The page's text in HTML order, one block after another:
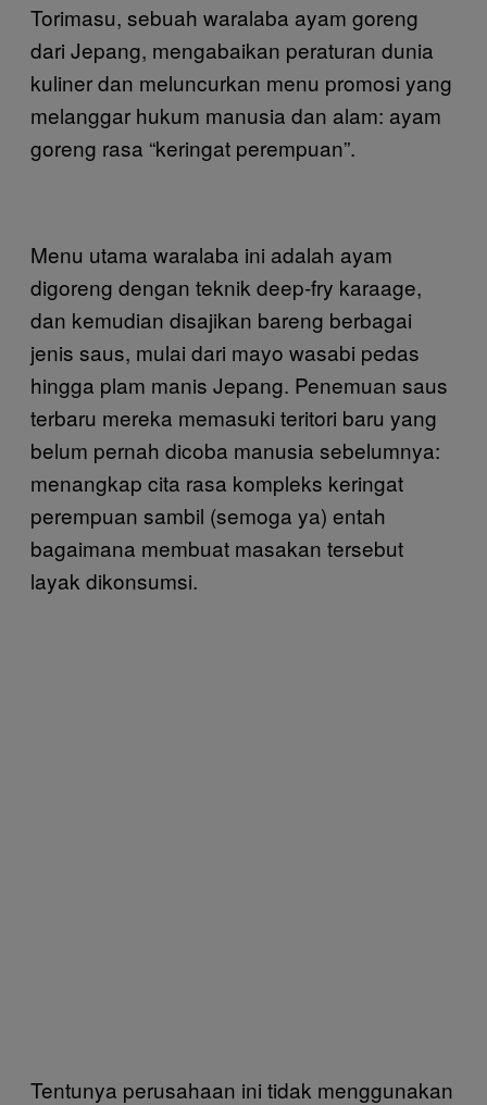
Torimasu, sebuah waralaba ayam goreng
dari Jepang, mengabaikan peraturan dunia
kuliner dan meluncurkan menu promosi yang
melanggar hukum manusia dan alam: ayam
goreng rasa “keringat perempuan”.
Menu utama waralaba ini adalah ayam
digoreng dengan teknik deep-fry karaage,
dan kemudian disajikan bareng berbagai
jenis saus, mulai dari mayo wasabi pedas
hingga plam manis Jepang. Penemuan saus
terbaru mereka memasuki teritori baru yang
belum pernah dicoba manusia sebelumnya:
menangkap cita rasa kompleks keringat
perempuan sambil (semoga ya) entah
bagaimana membuat masakan tersebut
layak dikonsumsi.
Tentunya perusahaan ini tidak menggunakan